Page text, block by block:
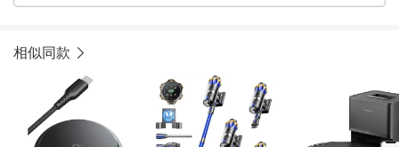
相似同款